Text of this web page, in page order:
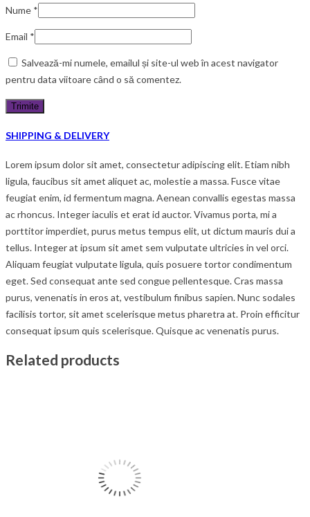
Nume *
Email *
Salvează-mi numele, emailul și site-ul web în acest navigator
pentru data viitoare când o să comentez.
SHIPPING & DELIVERY
Lorem ipsum dolor sit amet, consectetur adipiscing elit. Etiam nibh
ligula, faucibus sit amet aliquet ac, molestie a massa. Fusce vitae
feugiat enim, id fermentum magna. Aenean convallis egestas massa
ac rhoncus. Integer iaculis et erat id auctor. Vivamus porta, mi a
porttitor imperdiet, purus metus tempus elit, ut dictum mauris dui a
tellus. Integer at ipsum sit amet sem vulputate ultricies in vel orci.
Aliquam feugiat vulputate ligula, quis posuere tortor condimentum
eget. Sed consequat ante sed congue pellentesque. Cras massa
purus, venenatis in eros at, vestibulum finibus sapien. Nunc sodales
facilisis tortor, sit amet scelerisque metus pharetra at. Proin efficitur
consequat ipsum quis scelerisque. Quisque ac venenatis purus.
Related products